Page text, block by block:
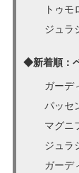
トゥ
ジュラ
◆新着順：
ガーデ
パッセ
マグニ
ジュラ
ガーデ